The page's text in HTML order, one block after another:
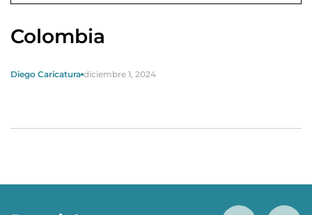
Colombia
Diego Caricatura diciembre 1, 2024